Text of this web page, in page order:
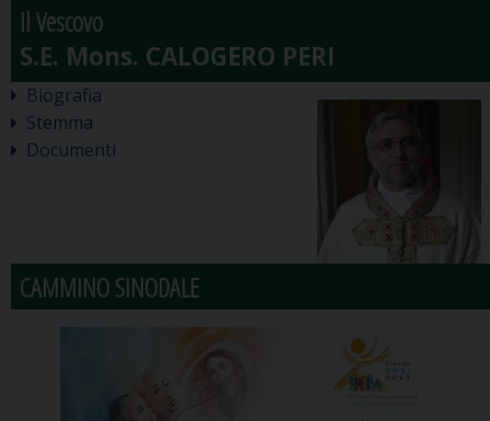
Il Vescovo
Biografia
Stemma
Documenti
CAMMINO SINODALE